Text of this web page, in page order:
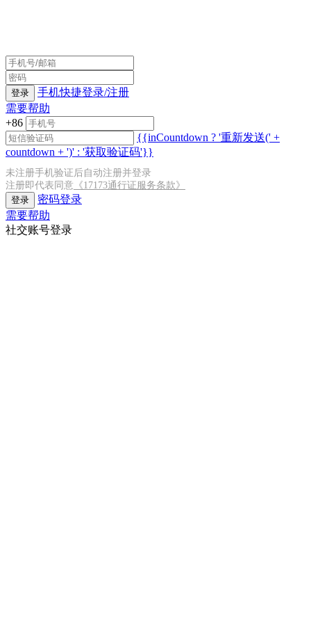
登录
手机快捷登录/注册
需要帮助
+86
{{inCountdown ? '重新发送(' +
countdown + ')' : '获取验证码'}}
未注册手机验证后自动注册并登录
注册即代表同意 《17173通行证服务条款》
登录
密码登录
需要帮助
社交账号登录